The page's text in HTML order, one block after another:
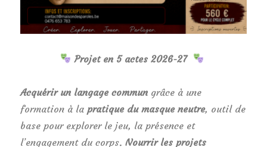
Projet en 5 actes 2026-27
Acquérir un langage commun grâce à une
formation à la pratique du masque neutre, outil de
base pour explorer le jeu, la présence et
l’engagement du corps.Nourrir les projets